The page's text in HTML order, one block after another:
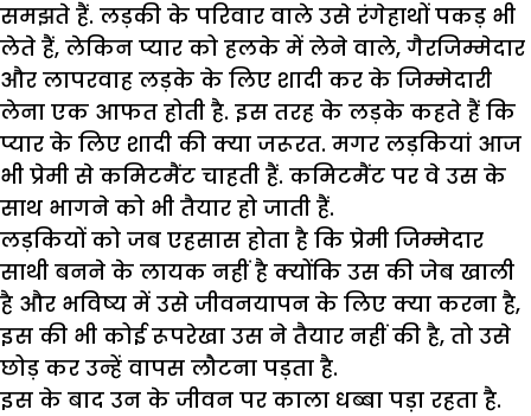
समझते हैं. लड़की के परिवार वाले उसे रंगेहाथों पकड़ भी
लेते हैं, लेकिन प्यार को हलके में लेने वाले, गैरजिम्मेदार
और लापरवाह लड़के के लिए शादी कर के जिम्मेदारी
लेना एक आफत होती है. इस तरह के लड़के कहते हैं कि
प्यार के लिए शादी की क्या जरूरत. मगर लड़कियां आज
भी प्रेमी से कमिटमैंट चाहती हैं. कमिटमैंट पर वे उस के
साथ भागने को भी तैयार हो जाती हैं.
लड़कियों को जब एहसास होता है कि प्रेमी जिम्मेदार
साथी बनने के लायक नहीं है क्योंकि उस की जेब खाली
है और भविष्य में उसे जीवनयापन के लिए क्या करना है,
इस की भी कोई रूपरेखा उस ने तैयार नहीं की है, तो उसे
छोड़ कर उन्हें वापस लौटना पड़ता है.
इस के बाद उन के जीवन पर काला धब्बा पड़ा रहता है.